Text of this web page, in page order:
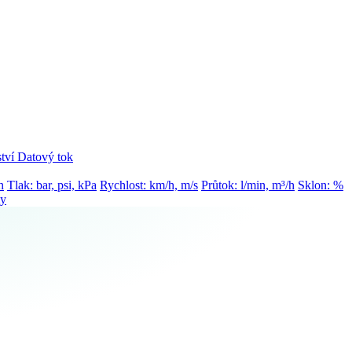
Datový tok
Tlak: bar, psi, kPa Rychlost: km/h, m/s Průtok: l/min, m³/h Sklon: %